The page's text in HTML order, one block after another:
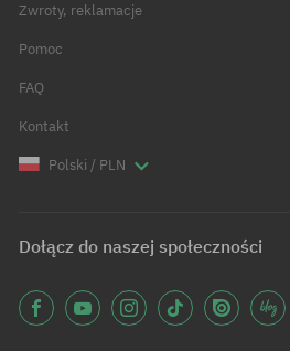
Zwroty, reklamacje
Pomoc
FAQ
Kontakt
Polski / PLN
Dołącz do naszej społeczności